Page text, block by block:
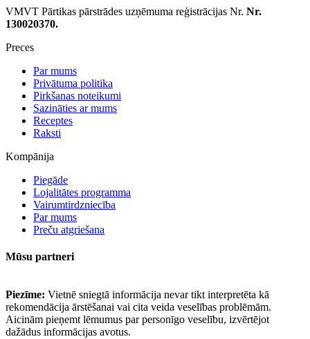
VMVT Pārtikas pārstrādes uzņēmuma reģistrācijas Nr. Nr.
130020370.
Preces
Par mums
Privātuma politika
Pirkšanas noteikumi
Sazināties ar mums
Receptes
Raksti
Kompānija
Piegāde
Lojalitātes programma
Vairumtirdzniecība
Par mums
Preču atgriešana
Mūsu partneri
Piezīme: Vietnē sniegtā informācija nevar tikt interpretēta kā
rekomendācija ārstēšanai vai cita veida veselības problēmām.
Aicinām pieņemt lēmumus par personīgo veselību, izvērtējot
dažādus informācijas avotus.